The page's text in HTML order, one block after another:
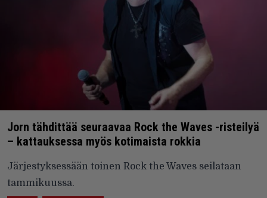
Jorn tähdittää seuraavaa Rock the Waves -risteilyä
– kattauksessa myös kotimaista rokkia
Järjestyksessään toinen Rock the Waves seilataan
tammikuussa.